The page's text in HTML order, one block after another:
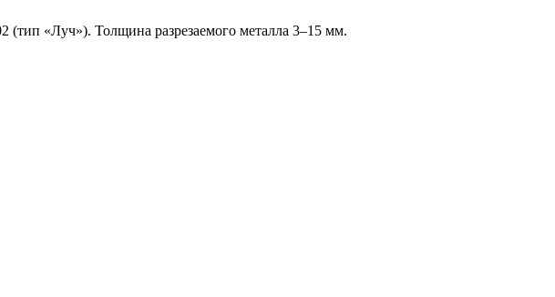
«Луч»). Толщина разрезаемого металла 3–15 мм.